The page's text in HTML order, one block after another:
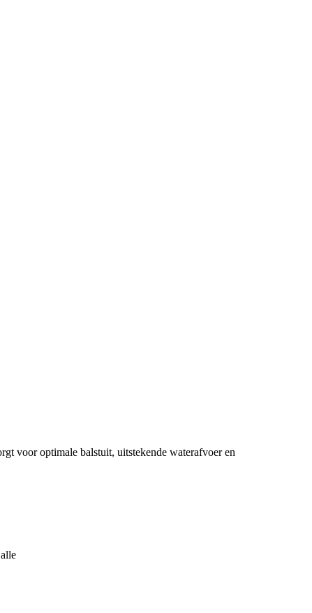
voor optimale balstuit, uitstekende waterafvoer en